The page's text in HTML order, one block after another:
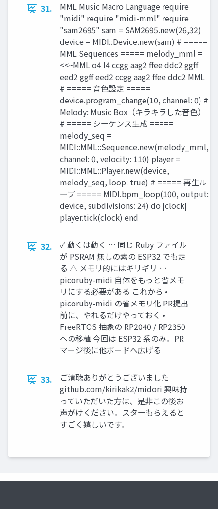
31.
MML Music Macro Language require
"midi" require "midi-mml" require
"sam2695" sam = SAM2695.new(26,32)
device = MIDI::Device.new(sam) # =====
MML Sequences ===== melody_mml =
<<~MML o4 l4 ccgg aag2 ffee ddc2 ggff
eed2 ggff eed2 ccgg aag2 ffee ddc2 MML
# ===== 音色設定 =====
device.program_change(10, channel: 0) #
Melody: Music Box（キラキラした音色）
# ===== シーケンス生成 =====
melody_seq =
MIDI::MML::Sequence.new(melody_mml,
channel: 0, velocity: 110) player =
MIDI::MML::Player.new(device,
melody_seq, loop: true) # ===== 再生ル
ープ ===== MIDI.bpm_loop(100, output:
device, subdivisions: 24) do |clock|
player.tick(clock) end
32.
✓ 動くは動く … 同じ Ruby ファイル
が PSRAM 無しの素の ESP32 でも走
る △ メモリ的にはギリギリ …
picoruby-midi 自体をもっと省メモ
リにする必要がある これから •
picoruby-midi の省メモリ化 PR提出
前に、やれるだけやっておく •
FreeRTOS 抽象の RP2040 / RP2350
への移植 今回は ESP32 系のみ。PR
マージ後に他ボードへ広げる
33.
ご清聴ありがとうございました
github.com/kirikak2/midori 興味持
っていただいた方は、是非この後お
声がけください。スターもらえると
すごく嬉しいです。